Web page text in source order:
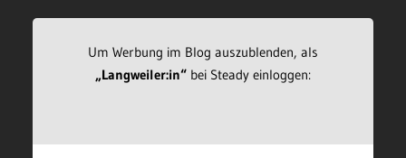
Um Werbung im Blog auszublenden, als
„Langweiler:in“bei Steady einloggen: